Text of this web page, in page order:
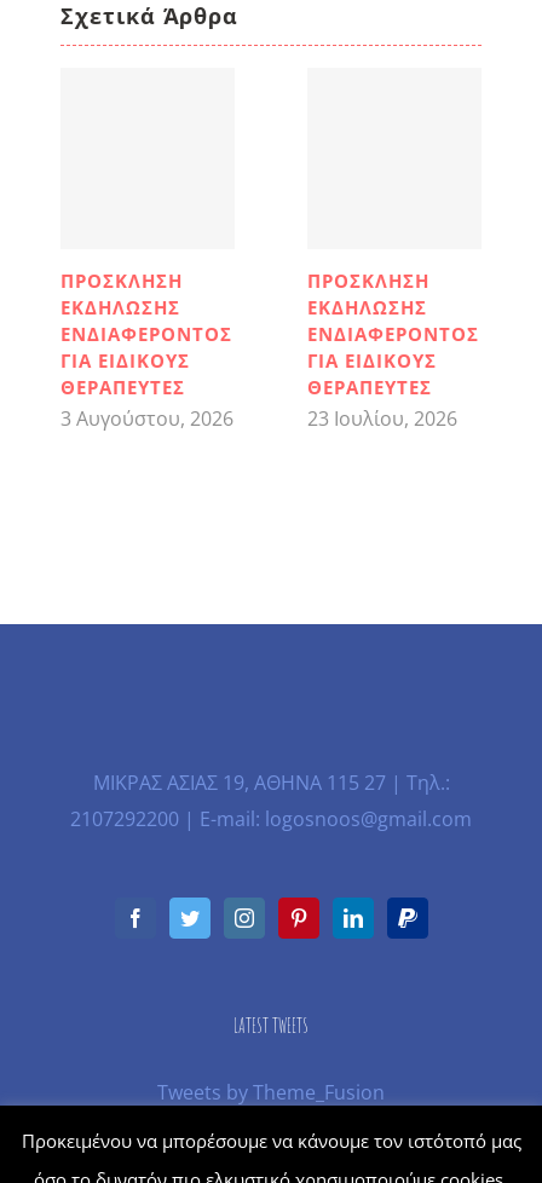
Σχετικά Άρθρα
ΠΡΟΣΚΛΗΣΗ
ΕΚΔΗΛΩΣΗΣ
ΕΝΔΙΑΦΕΡΟΝΤΟΣ
ΓΙΑ ΕΙΔΙΚΟΥΣ
ΘΕΡΑΠΕΥΤΕΣ
3 Αυγούστου, 2026
ΠΡΟΣΚΛΗΣΗ
ΕΚΔΗΛΩΣΗΣ
ΕΝΔΙΑΦΕΡΟΝΤΟΣ
ΓΙΑ ΕΙΔΙΚΟΥΣ
ΘΕΡΑΠΕΥΤΕΣ
23 Ιουλίου, 2026
ΜΙΚΡΑΣ ΑΣΙΑΣ 19, ΑΘΗΝΑ 115 27 | Τηλ.:
2107292200 | E-mail: logosnoos@gmail.com
LATEST TWEETS
Tweets by Theme_Fusion
Προκειμένου να μπορέσουμε να κάνουμε τον ιστότοπό μας